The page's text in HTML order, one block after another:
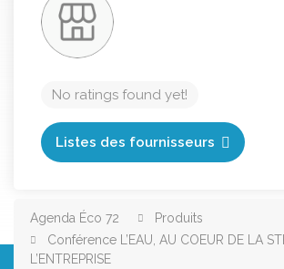
No ratings found yet!
Listes des fournisseurs
Agenda Éco 72
Produits
Conférence L’EAU, AU COEUR DE LA
L’ENTREPRISE